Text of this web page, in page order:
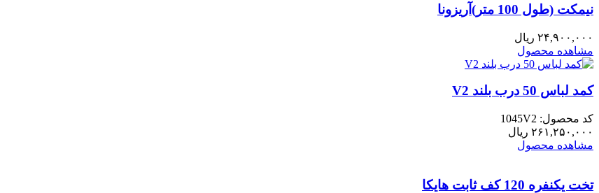
نیمکت (طول 100 متر)آریزونا
۲۴,۹۰۰,۰۰۰ ریال
مشاهده محصول
کمد لباس 50 درب بلند V2
کد محصول: 1045V2
۲۶۱,۲۵۰,۰۰۰ ریال
مشاهده محصول
تخت یکنفره 120 کف ثابت هایکا